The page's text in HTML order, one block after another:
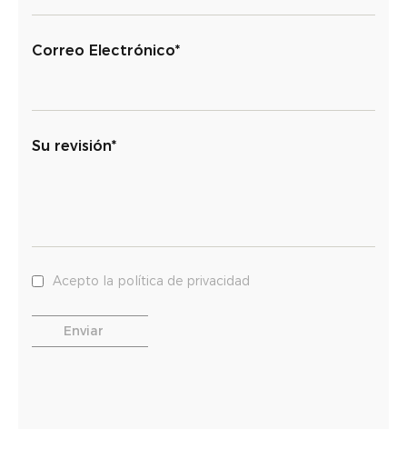
Correo Electrónico*
Su revisión*
Acepto la política de privacidad